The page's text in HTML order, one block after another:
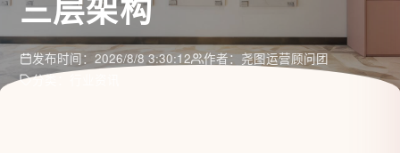
发布时间：2026/8/8 3:30:12
作者：尧图运营顾问团
分类：行业资讯